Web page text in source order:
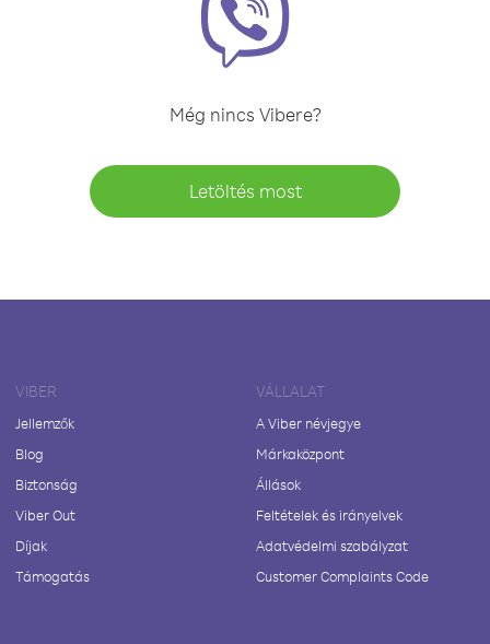
Még nincs Vibere?
Letöltés most
VIBER
Jellemzők
Blog
Biztonság
Viber Out
Díjak
Támogatás
VÁLLALAT
A Viber névjegye
Márkaközpont
Állások
Feltételek és irányelvek
Adatvédelmi szabályzat
Customer Complaints Code